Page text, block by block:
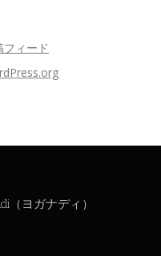
フィード
（ヨガナディ）